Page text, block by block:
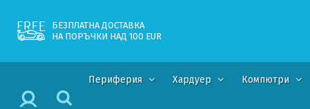
БЕЗПЛАТНА ДОСТАВКА
НА ПОРЪЧКИ НАД 100 EUR
Периферия Хардуер Компютри